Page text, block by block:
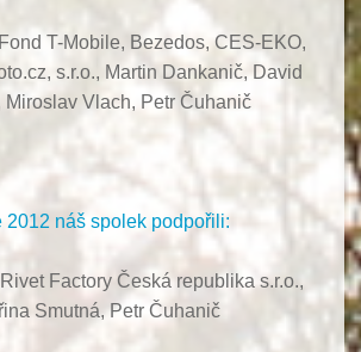
T-Mobile, Bezedos, CES-EKO,
s.r.o., Martin Dankanič, David
Miroslav Vlach, Petr Čuhanič
2012 náš spolek podpořili:
Factory Česká republika s.r.o.,
Smutná, Petr Čuhanič